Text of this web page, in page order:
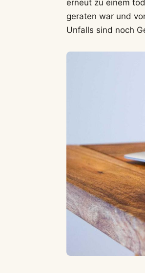
erneut zu einem
geraten war und
Unfalls sind noch